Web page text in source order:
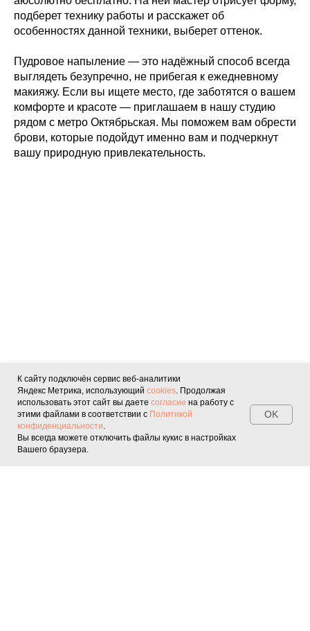
К сайту подключён сервис веб-аналитики
Яндекс Метрика, использующий cookies. Продолжая
использовать этот сайт вы даете согласие на работу с
этими файлами в соответствии с Политикой
конфиденциальности.
Вы всегда можете отключить файлы кукис в настройках
Вашего браузера.
OK
подберет технику работы и расскажет об
особенностях данной техники, выберет оттенок.
Пудровое напыление — это надёжный способ всегда
выглядеть безупречно, не прибегая к ежедневному
макияжу. Если вы ищете место, где заботятся о вашем
комфорте и красоте — приглашаем в нашу студию
рядом с метро Октябрьская. Мы поможем вам обрести
брови, которые подойдут именно вам и подчеркнут
вашу природную привлекательность.